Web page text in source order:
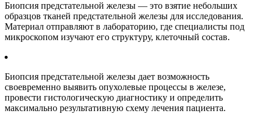
Биопсия предстательной железы — это взятие небольших
образцов тканей предстательной железы для исследования.
Материал отправляют в лабораторию, где специалисты под
микроскопом изучают его структуру, клеточный состав.
Биопсия предстательной железы дает возможность
своевременно выявить опухолевые процессы в железе,
провести гистологическую диагностику и определить
максимально результативную схему лечения пациента.